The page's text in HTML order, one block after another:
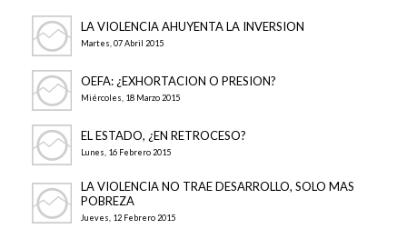
LA VIOLENCIA AHUYENTA LA INVERSION
Martes, 07 Abril 2015
OEFA: ¿EXHORTACION O PRESION?
Miércoles, 18 Marzo 2015
EL ESTADO, ¿EN RETROCESO?
Lunes, 16 Febrero 2015
LA VIOLENCIA NO TRAE DESARROLLO, SOLO MAS
POBREZA
Jueves, 12 Febrero 2015